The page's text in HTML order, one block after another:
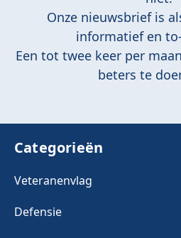
Onze nieuwsbrief is
informatief en
Een tot twee keer per
beters te
Categorieën
Veteranenvlag
Defensie